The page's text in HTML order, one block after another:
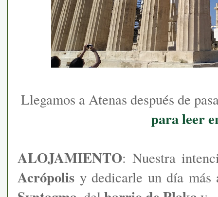
Llegamos a Atenas después de
para leer
ALOJAMIENTO: Nuestra
Acrópolis y dedicarle un día